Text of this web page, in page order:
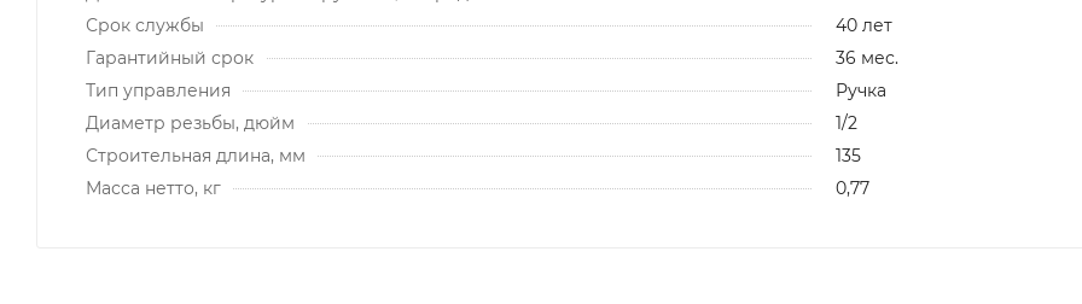
Срок службы
40 лет
Гарантийный срок
36 мес.
Тип управления
Ручка
Диаметр резьбы, дюйм
1/2
Строительная длина, мм
135
Масса нетто, кг
0,77